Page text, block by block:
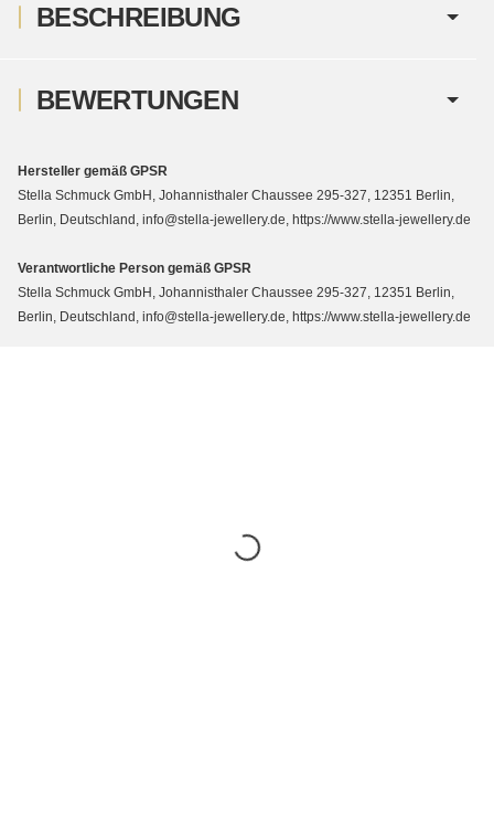
BESCHREIBUNG
BEWERTUNGEN
Hersteller gemäß GPSR
Stella Schmuck GmbH, Johannisthaler Chaussee 295-327, 12351 Berlin,
Berlin, Deutschland, info@stella-jewellery.de, https://www.stella-jewellery.de
Verantwortliche Person gemäß GPSR
Stella Schmuck GmbH, Johannisthaler Chaussee 295-327, 12351 Berlin,
Berlin, Deutschland, info@stella-jewellery.de, https://www.stella-jewellery.de